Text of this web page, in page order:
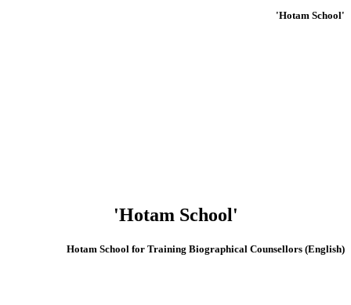
'Hotam School'
'Hotam School'
(English) Hotam School for Training Biographical Counsellors